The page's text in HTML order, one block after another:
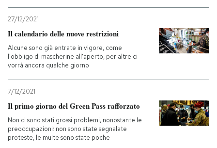
AREA PERSONALE
Entra
27/12/2021
Il calendario delle nuove restrizioni
Alcune sono già entrate in vigore, come
l'obbligo di mascherine all'aperto, per altre ci
vorrà ancora qualche giorno
7/12/2021
Il primo giorno del Green Pass rafforzato
Non ci sono stati grossi problemi, nonostante le
preoccupazioni: non sono state segnalate
proteste, le multe sono state poche